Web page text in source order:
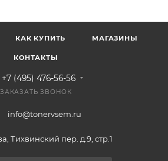
КАК КУПИТЬ МАГАЗИНЫ
КОНТАКТЫ
+7 (495) 476-56-56
ЗАКАЗАТЬ ЗВОНОК
info@tonervsem.ru
Тихвинский пер. д.9, стр.1